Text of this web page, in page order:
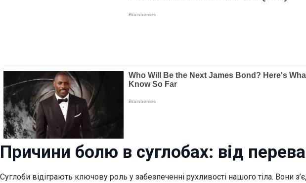
Причини болю в суглобах: від
Суглоби відіграють ключову роль у забезпеченні рухливості нашого тіла. Вони